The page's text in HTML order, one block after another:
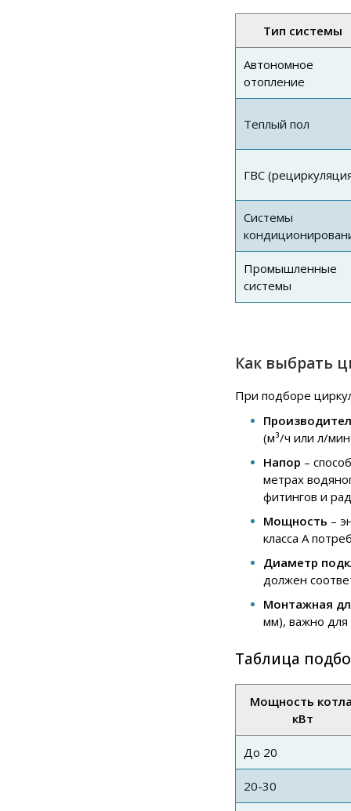
Тип системы
Автономное
отопление
Теплый пол
ГВС
Системы
Промышленные
системы
Как выбрать
При подборе
(м³/ч или л/
Напор –
метрах
фитингов и
Мощность –
класса A
Диаметр
должен
Монтажная
мм), важно для
Таблица
Мощность
кВт
До 20
20-30